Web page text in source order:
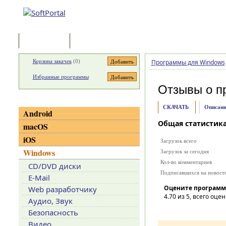
Программы для Windows
Отзывы о
СКАЧАТЬ
Общая
Загрузок всего
Загрузок за сегодня
Кол-во комментариев
Подписавшихся на
Оцените
4.70из 5, всего
Корзина закачек(0)
Избранные программы
Android
macOS
iOS
Windows
CD/DVD диски
E-Mail
Web разработчику
Аудио, Звук
Безопасность
Видео